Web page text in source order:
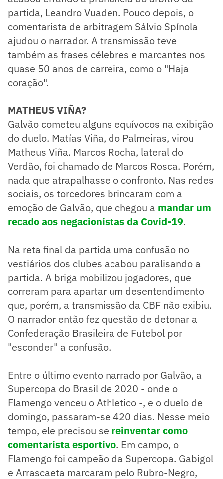
partida, Leandro Vuaden. Pouco depois, o
comentarista de arbitragem Sálvio Spínola
ajudou o narrador. A transmissão teve
também as frases célebres e marcantes nos
quase 50 anos de carreira, como o "Haja
coração".
MATHEUS VIÑA?
Galvão cometeu alguns equívocos na exibição
do duelo. Matías Viña, do Palmeiras, virou
Matheus Viña. Marcos Rocha, lateral do
Verdão, foi chamado de Marcos Rosca. Porém,
nada que atrapalhasse o confronto. Nas redes
sociais, os torcedores brincaram com a
emoção de Galvão, que chegou a mandar um
recado aos negacionistas da Covid-19.
Na reta final da partida uma confusão no
vestiários dos clubes acabou paralisando a
partida. A briga mobilizou jogadores, que
correram para apartar um desentendimento
que, porém, a transmissão da CBF não exibiu.
O narrador então fez questão de detonar a
Confederação Brasileira de Futebol por
"esconder" a confusão.
Entre o último evento narrado por Galvão, a
Supercopa do Brasil de 2020 - onde o
Flamengo venceu o Athletico -, e o duelo de
domingo, passaram-se 420 dias. Nesse meio
tempo, ele precisou se reinventar como
comentarista esportivo. Em campo, o
Flamengo foi campeão da Supercopa. Gabigol
e Arrascaeta marcaram pelo Rubro-Negro,